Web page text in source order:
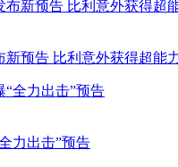
新预告 比利意外获得超能
力出击”预告